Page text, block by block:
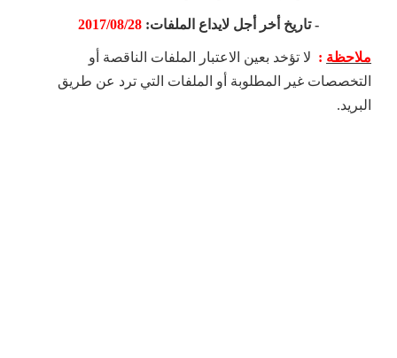
- تاريخ أخر أجل لايداع الملفات: 2017/08/28
ملاحظة : لا تؤخد بعين الاعتبار الملفات الناقصة أو
التخصصات غير المطلوبة أو الملفات التي ترد عن طريق
البريد.